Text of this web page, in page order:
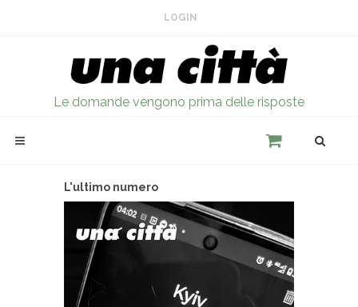
LOGIN
Le domande vengono prima delle risposte
L'ultimo numero